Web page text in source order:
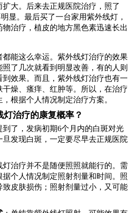
大。后来去正规医院治疗，照了
显。最后买了一台家用紫外线灯，
物治疗，植皮的地方黑色素迅速长出
都能这么幸运。紫外线灯治疗的效果
了几次就看到明显改善，有的人则
效果。而且，紫外线灯治疗也有一
燥、瘙痒、红肿等。所以，在治疗
根据个人情况制定治疗方案。
灯治疗的康复概率？
到了，发病初期6个月内的白斑对光
发现白斑，一定要尽早去正规医院
灯治疗并不是随便照照就能行的。需
个人情况制定照射剂量和时间。照
皮肤损伤；照射剂量过小，又可能